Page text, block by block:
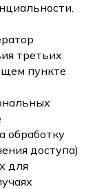
третьих
пункте
обработку
доступа)
для